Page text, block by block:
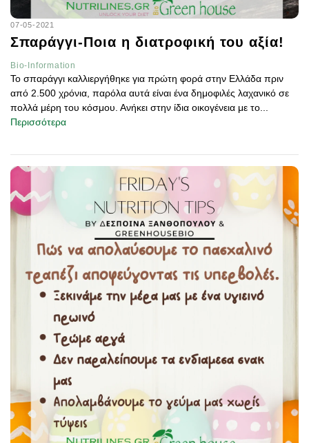
07-05-2021
Σπαράγγι-Ποια η διατροφική του αξία!
Bio-Information
Το σπαράγγι καλλιεργήθηκε για πρώτη φορά στην Ελλάδα πριν
από 2.500 χρόνια, παρόλα αυτά είναι ένα δημοφιλές λαχανικό σε
πολλά μέρη του κόσμου. Ανήκει στην ίδια οικογένεια με το...
Περισσότερα